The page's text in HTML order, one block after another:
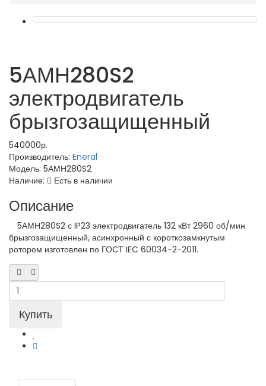
5АМН280S2
электродвигатель
брызгозащищенный
540000р.
Производитель: Eneral
Модель: 5АМН280S2
Наличие:
Есть в наличии
Описание
5АМН280S2 с IP23 электродвигатель 132 кВт 2960 об/мин
брызгозащищенный, асинхронный с короткозамкнутым
ротором изготовлен по ГОСТ IEC 60034-2-2011.